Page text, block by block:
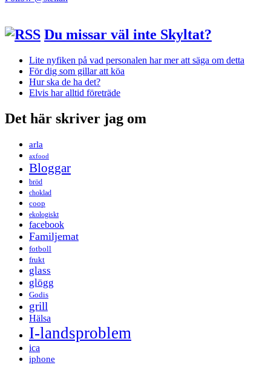
Du missar väl inte Skyltat?
Lite nyfiken på vad personalen har mer att säga om detta
För dig som gillar att köa
Hur ska de ha det?
Elvis har alltid företräde
Det här skriver jag om
arla
axfood
Bloggar
bröd
choklad
coop
ekologiskt
facebook
Familjemat
fotboll
frukt
glass
glögg
Godis
grill
Hälsa
I-landsproblem
ica
iphone